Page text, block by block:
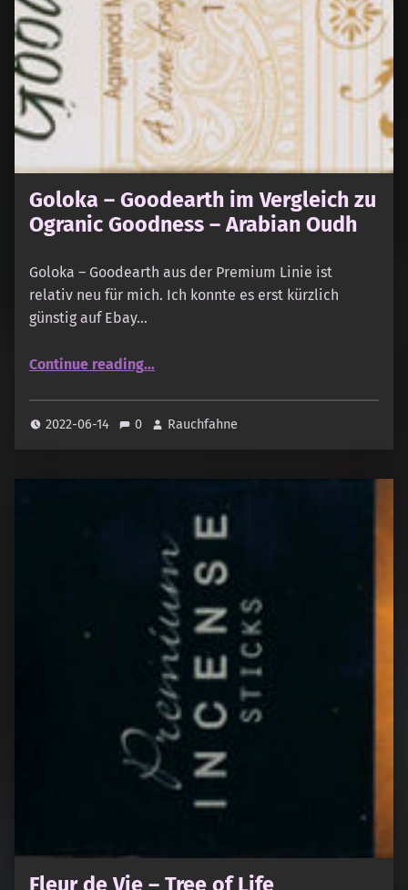
Goloka – Goodearth im Vergleich zu
Ogranic Goodness – Arabian Oudh
Goloka – Goodearth aus der Premium Linie ist
relativ neu für mich. Ich konnte es erst kürzlich
günstig auf Ebay…
Continue reading“Goloka – Goodearth im Vergleich zu Ogranic Goodness – Arabian Oudh”
…
2022-06-14 0 Rauchfahne
Fleur de Vie – Tree of Life